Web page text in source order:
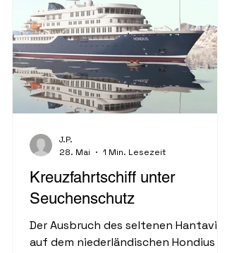
Kreuzfahrtschiff unter
Seuchenschutz
Der Ausbruch des seltenen Hantavirus
auf dem niederländischen Hondius
J.P.
28. Mai
1 Min. Lesezeit